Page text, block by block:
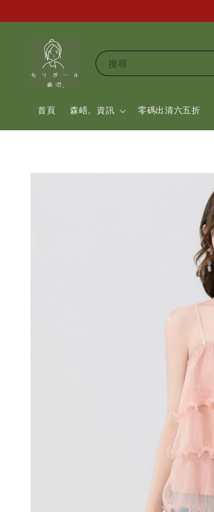
搜尋
首頁 森峿。資訊 零碼出清六五折